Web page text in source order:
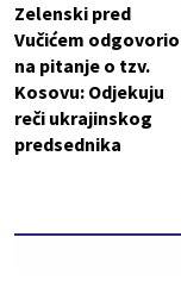
Zelenski pred
Vučićem odgovorio
na pitanje o tzv.
Kosovu: Odjekuju
reči ukrajinskog
predsednika